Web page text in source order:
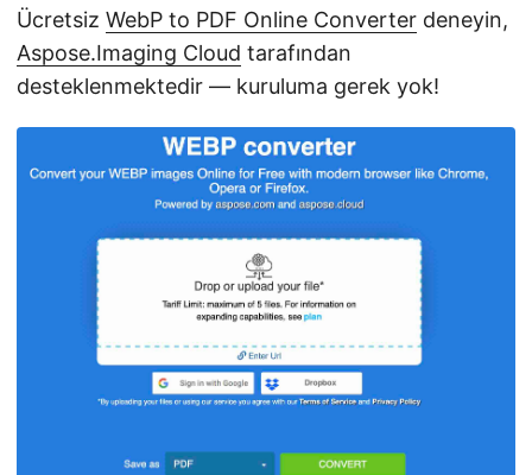
Ücretsiz WebP to PDF Online Converter deneyin,
Aspose.Imaging Cloud tarafından
desteklenmektedir — kuruluma gerek yok!